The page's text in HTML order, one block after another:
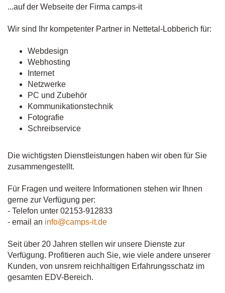
...auf der Webseite der Firma camps-it
Wir sind Ihr kompetenter Partner in Nettetal-Lobberich für:
Webdesign
Webhosting
Internet
Netzwerke
PC und Zubehör
Kommunikationstechnik
Fotografie
Schreibservice
Die wichtigsten Dienstleistungen haben wir oben für Sie
zusammengestellt.
Für Fragen und weitere Informationen stehen wir Ihnen
gerne zur Verfügung per:
- Telefon unter 02153-912833
- email an info@camps-it.de
Seit über 20 Jahren stellen wir unsere Dienste zur
Verfügung. Profitieren auch Sie, wie viele andere unserer
Kunden, von unsrem reichhaltigen Erfahrungsschatz im
gesamten EDV-Bereich.